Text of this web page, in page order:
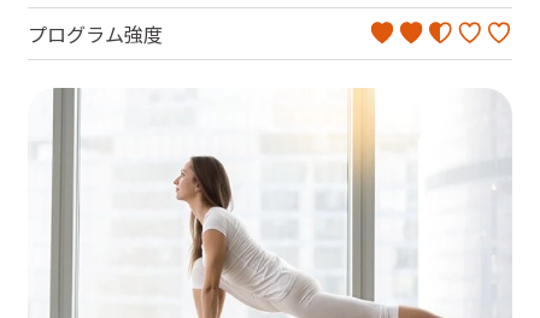
プログラム強度